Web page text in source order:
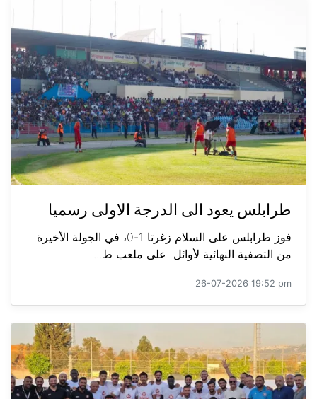
طرابلس يعود الى الدرجة الاولى رسميا
فوز طرابلس على السلام زغرتا 1-0، في الجولة الأخيرة
من التصفية النهائية لأوائل على ملعب ط...
26-07-2026 19:52 pm